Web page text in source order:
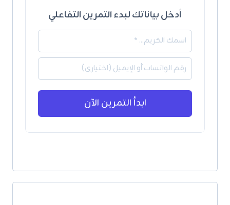
أدخل بياناتك لبدء التمرين التفاعلي
ابدأ التمرين الآن